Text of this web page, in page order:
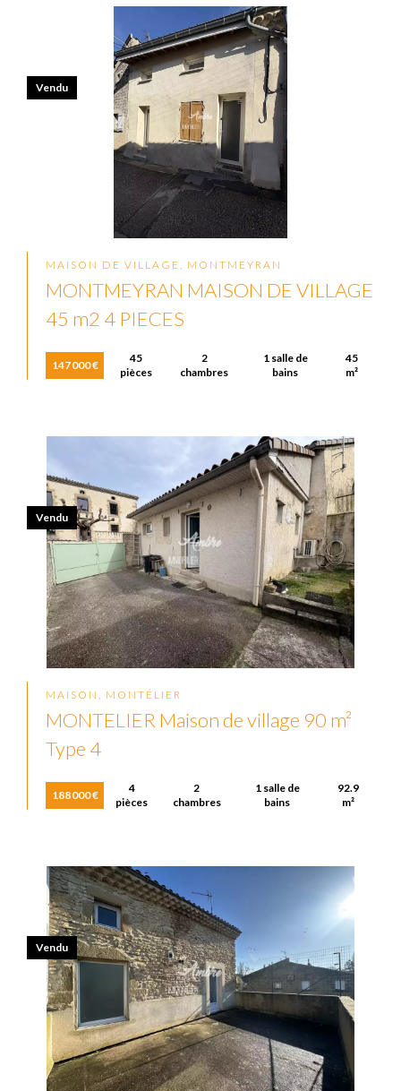
MAISON DE VILLAGE, MONTMEYRAN
MONTMEYRAN MAISON DE VILLAGE
45 m2 4 PIECES
147 000 €
45
pièces
2
chambres
1 salle de
bains
45
m²
Vendu
MAISON, MONTÉLIER
MONTELIER Maison de village 90 m²
Type 4
188 000 €
4
pièces
2
chambres
1 salle de
bains
92.9
m²
Vendu
Vendu